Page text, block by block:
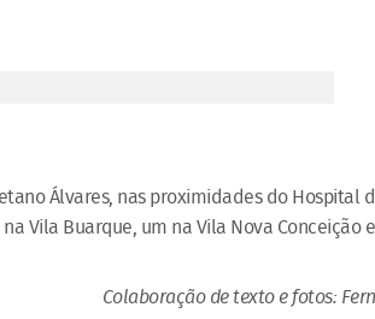
Álvares, nas proximidades do Hospital
Vila Buarque, um na Vila Nova Conceição
Colaboração de texto e fotos: